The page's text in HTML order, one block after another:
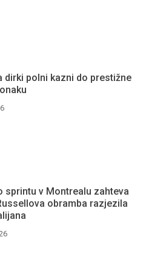
dirki polni kazni do prestižne
sprintu v Montrealu zahteva
obramba razjezila